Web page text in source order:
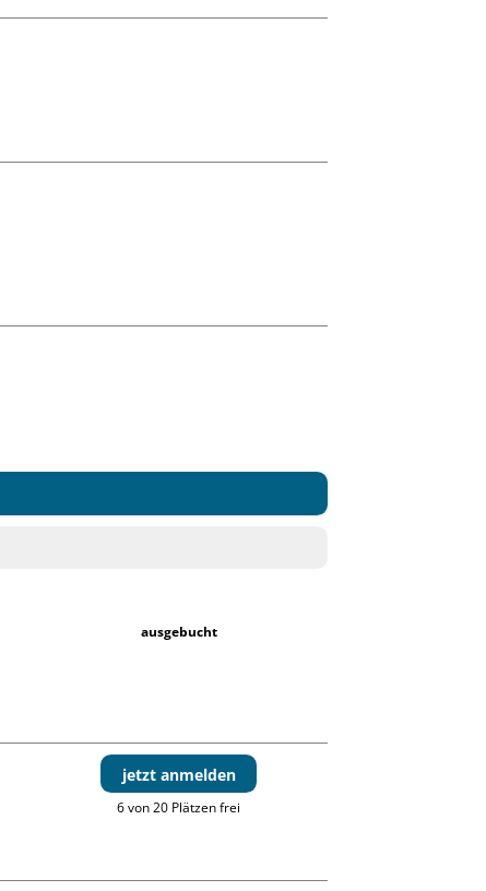
ausgebucht
jetzt anmelden
6 von 20 Plätzen frei